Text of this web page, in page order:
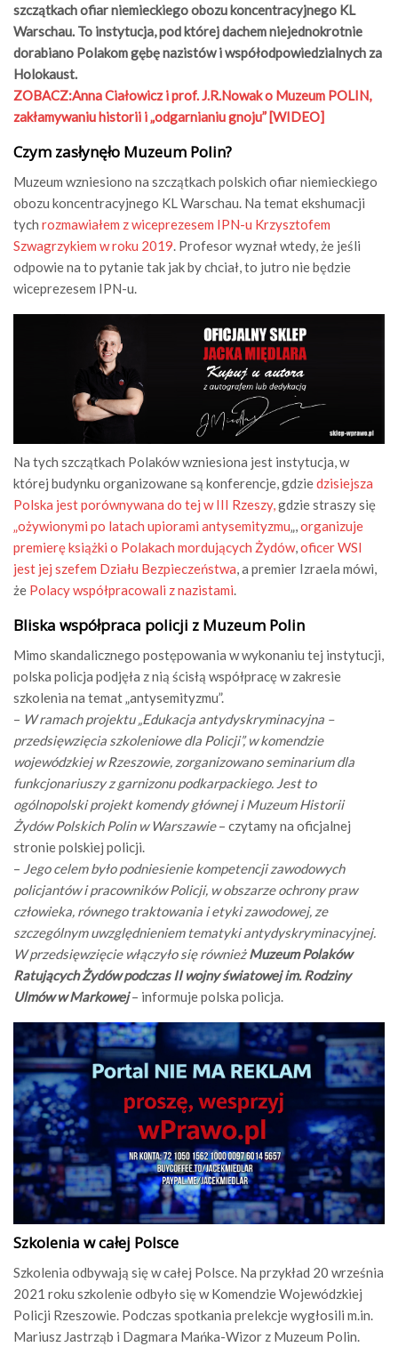
szczątkach ofiar niemieckiego obozu koncentracyjnego KL
Warschau. To instytucja, pod której dachem niejednokrotnie
dorabiano Polakom gębę nazistów i współodpowiedzialnych za
Holokaust.
ZOBACZ:Anna Ciałowicz i prof. J.R.Nowak o Muzeum POLIN,
zakłamywaniu historii i „odgarnianiu gnoju” [WIDEO]
Czym zasłynęło Muzeum Polin?
Muzeum wzniesiono na szczątkach polskich ofiar niemieckiego
obozu koncentracyjnego KL Warschau. Na temat ekshumacji
tych rozmawiałem z wiceprezesem IPN-u Krzysztofem
Szwagrzykiem w roku 2019. Profesor wyznał wtedy, że jeśli
odpowie na to pytanie tak jak by chciał, to jutro nie będzie
wiceprezesem IPN-u.
Na tych szczątkach Polaków wzniesiona jest instytucja, w
której budynku organizowane są konferencje, gdziedzisiejsza
Polska jest porównywana do tej w III Rzeszy,gdzie straszy się
„ożywionymi po latach upiorami antysemityzmu„,organizuje
premierę książki o Polakach mordujących Żydów,oficer WSI
jest jej szefem Działu Bezpieczeństwa, a premier Izraela mówi,
że Polacy współpracowali z nazistami.
Bliska współpraca policji z Muzeum Polin
Mimo skandalicznego postępowania w wykonaniu tej instytucji,
polska policja podjęła z nią ścisłą współpracę w zakresie
szkolenia na temat „antysemityzmu”.
– W ramach projektu „Edukacja antydyskryminacyjna –
przedsięwzięcia szkoleniowe dla Policji”, w komendzie
wojewódzkiej w Rzeszowie, zorganizowano seminarium dla
funkcjonariuszy z garnizonu podkarpackiego. Jest to
ogólnopolski projekt komendy głównej i Muzeum Historii
Żydów Polskich Polin w Warszawie– czytamy na oficjalnej
stronie polskiej policji.
– Jego celem było podniesienie kompetencji zawodowych
policjantów i pracowników Policji, w obszarze ochrony praw
człowieka, równego traktowania i etyki zawodowej, ze
szczególnym uwzględnieniem tematyki antydyskryminacyjnej.
W przedsięwzięcie włączyło się równieżMuzeum Polaków
Ratujących Żydów podczas II wojny światowej im. Rodziny
Ulmów w Markowej– informuje polska policja.
Szkolenia w całej Polsce
Szkolenia odbywają się w całej Polsce. Na przykład 20 września
2021 roku szkolenie odbyło się w Komendzie Wojewódzkiej
Policji Rzeszowie. Podczas spotkania prelekcje wygłosili m.in.
Mariusz Jastrząb i Dagmara Mańka-Wizor z Muzeum Polin.